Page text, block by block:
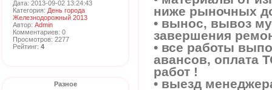
Дата: 2013-09-02 13:24:43
Категория: День города
Железнодорожный 2013
Автор: Admin
Комментариев: 0
Просмотров: 2277
Рейтинг: 4
Разное
ниже рыночных
• вынос, вывоз
завершения
• все работы
авансов, оплата
работ !
• выезд